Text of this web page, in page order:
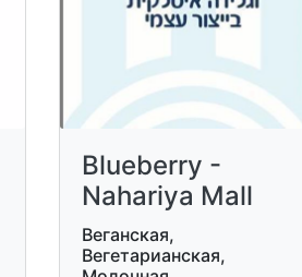
Blueberry -
Nahariya Mall
Веганская,
Вегетарианская,